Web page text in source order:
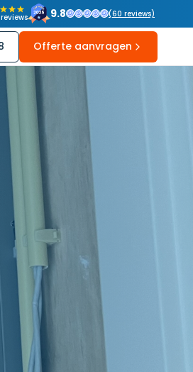
9.8 (60 reviews)
Offerte aanvragen